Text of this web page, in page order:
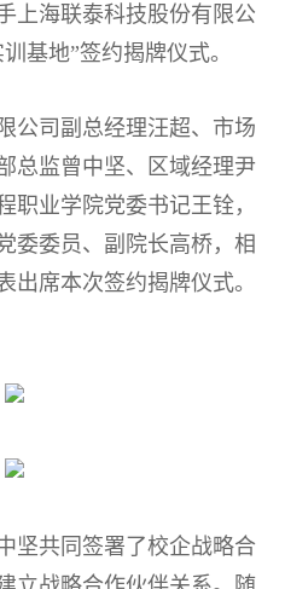
上海联泰科技股份有限公
基地”签约揭牌仪式。
司副总经理汪超、市场
总监曾中坚、区域经理尹
职业学院党委书记王铨，
委委员、副院长高桥，相
出席本次签约揭牌仪式。
共同签署了校企战略合